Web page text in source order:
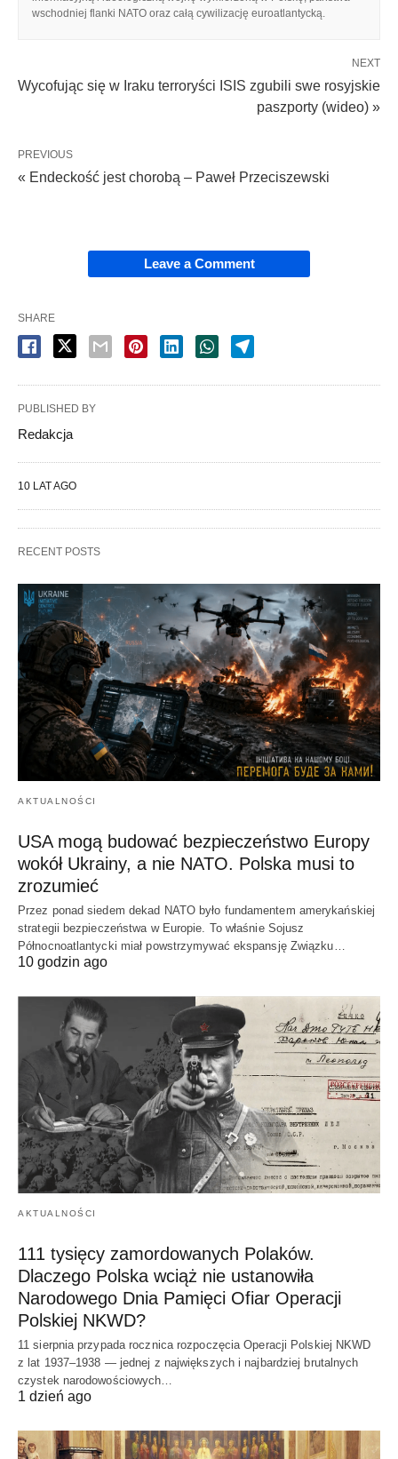
wschodniej flanki NATO oraz całą cywilizację euroatlantycką.
NEXT
Wycofując się w Iraku terroryści ISIS zgubili swe rosyjskie
paszporty (wideo) »
PREVIOUS
« Endeckość jest chorobą – Paweł Przeciszewski
Leave a Comment
SHARE
PUBLISHED BY
Redakcja
10 LAT AGO
RECENT POSTS
AKTUALNOŚCI
USA mogą budować bezpieczeństwo Europy
wokół Ukrainy, a nie NATO. Polska musi to
zrozumieć
Przez ponad siedem dekad NATO było fundamentem amerykańskiej
strategii bezpieczeństwa w Europie. To właśnie Sojusz
Północnoatlantycki miał powstrzymywać ekspansję Związku…
10 godzin ago
AKTUALNOŚCI
111 tysięcy zamordowanych Polaków.
Dlaczego Polska wciąż nie ustanowiła
Narodowego Dnia Pamięci Ofiar Operacji
Polskiej NKWD?
11 sierpnia przypada rocznica rozpoczęcia Operacji Polskiej NKWD
z lat 1937–1938 — jednej z największych i najbardziej brutalnych
czystek narodowościowych…
1 dzień ago